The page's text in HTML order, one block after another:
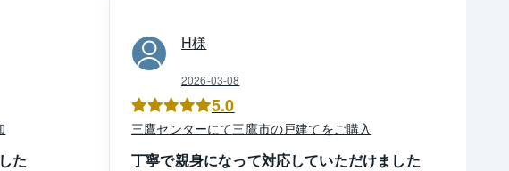
た
H様
2026-03-08
5.0
三鷹センターにて三鷹市の戸建てをご購入
丁寧で親身になって対応していただけました